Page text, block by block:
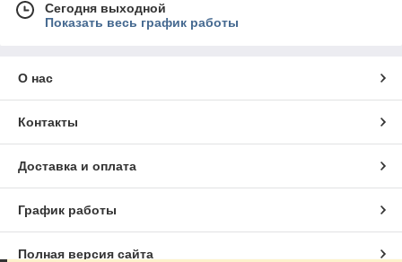
Сегодня выходной
Показать весь график работы
О нас
Контакты
Доставка и оплата
График работы
Полная версия сайта